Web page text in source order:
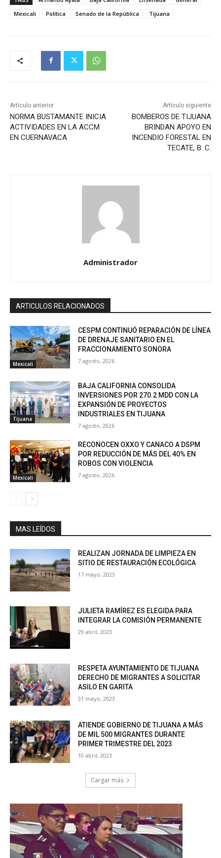
Mexicali
Política Senado de la República Tijuana
Artículo anterior
NORMA BUSTAMANTE INICIA
ACTIVIDADES EN LA ACCM
EN CUERNAVACA
Artículo siguiente
BOMBEROS DE TIJUANA
BRINDAN APOYO EN
INCENDIO FORESTAL EN
TECATE, B. C.
Administrador
ARTICULOS RELACIONADOS
Mexicali
CESPM CONTINUÓ REPARACIÓN DE LÍNEA
DE DRENAJE SANITARIO EN EL
FRACCIONAMIENTO SONORA
7 agosto, 2026
Tijuana
BAJA CALIFORNIA CONSOLIDA
INVERSIONES POR 270.2 MDD CON LA
EXPANSIÓN DE PROYECTOS
INDUSTRIALES EN TIJUANA
7 agosto, 2026
Mexicali
RECONOCEN OXXO Y CANACO A DSPM
POR REDUCCIÓN DE MÁS DEL 40% EN
ROBOS CON VIOLENCIA
7 agosto, 2026
MAS LEÍDOS
REALIZAN JORNADA DE LIMPIEZA EN
SITIO DE RESTAURACIÓN ECOLÓGICA
17 mayo, 2023
JULIETA RAMÍREZ ES ELEGIDA PARA
INTEGRAR LA COMISIÓN PERMANENTE
29 abril, 2023
RESPETA AYUNTAMIENTO DE TIJUANA
DERECHO DE MIGRANTES A SOLICITAR
ASILO EN GARITA
31 mayo, 2023
ATIENDE GOBIERNO DE TIJUANA A MÁS
DE MIL 500 MIGRANTES DURANTE
PRIMER TRIMESTRE DEL 2023
10 abril, 2023
Cargar más